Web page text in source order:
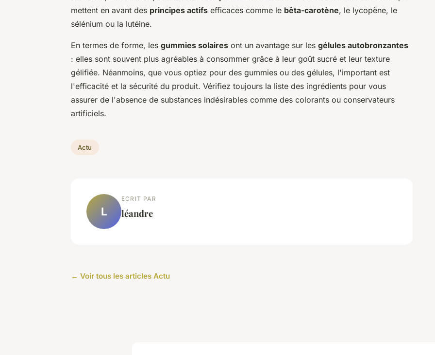
mettent en avant des principes actifs efficaces comme le bêta-carotène, le lycopène, le
sélénium ou la lutéine.
En termes de forme, les gummies solaires ont un avantage sur les gélules autobronzantes
: elles sont souvent plus agréables à consommer grâce à leur goût sucré et leur texture
gélifiée. Néanmoins, que vous optiez pour des gummies ou des gélules, l'important est
l'efficacité et la sécurité du produit. Vérifiez toujours la liste des ingrédients pour vous
assurer de l'absence de substances indésirables comme des colorants ou conservateurs
artificiels.
Actu
L
ECRIT PAR
léandre
← Voir tous les articles Actu